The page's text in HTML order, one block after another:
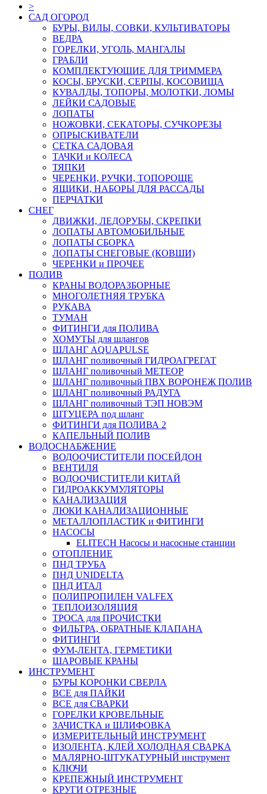
>
САД ОГОРОД
БУРЫ, ВИЛЫ, СОВКИ, КУЛЬТИВАТОРЫ
ВЕДРА
ГОРЕЛКИ, УГОЛЬ, МАНГАЛЫ
ГРАБЛИ
КОМПЛЕКТУЮШИЕ ДЛЯ ТРИММЕРА
КОСЫ, БРУСКИ, СЕРПЫ, КОСОВИЩА
КУВАЛДЫ, ТОПОРЫ, МОЛОТКИ, ЛОМЫ
ЛЕЙКИ САДОВЫЕ
ЛОПАТЫ
НОЖОВКИ, СЕКАТОРЫ, СУЧКОРЕЗЫ
ОПРЫСКИВАТЕЛИ
СЕТКА САДОВАЯ
ТАЧКИ и КОЛЕСА
ТЯПКИ
ЧЕРЕНКИ, РУЧКИ, ТОПОРОЩЕ
ЯЩИКИ, НАБОРЫ ДЛЯ РАССАДЫ
ПЕРЧАТКИ
СНЕГ
ДВИЖКИ, ЛЕДОРУБЫ, СКРЕПКИ
ЛОПАТЫ АВТОМОБИЛЬНЫЕ
ЛОПАТЫ СБОРКА
ЛОПАТЫ СНЕГОВЫЕ (КОВШИ)
ЧЕРЕНКИ и ПРОЧЕЕ
ПОЛИВ
КРАНЫ ВОДОРАЗБОРНЫЕ
МНОГОЛЕТНЯЯ ТРУБКА
РУКАВА
ТУМАН
ФИТИНГИ для ПОЛИВА
ХОМУТЫ для шлангов
ШЛАНГ AQUAPULSE
ШЛАНГ поливочный ГИДРОАГРЕГАТ
ШЛАНГ поливочный МЕТЕОР
ШЛАНГ поливочный ПВХ ВОРОНЕЖ ПОЛИВ
ШЛАНГ поливочный РАДУГА
ШЛАНГ поливочный ТЭП НОВЭМ
ШТУЦЕРА под шланг
ФИТИНГИ для ПОЛИВА 2
КАПЕЛЬНЫЙ ПОЛИВ
ВОДОСНАБЖЕНИЕ
ВОДООЧИСТИТЕЛИ ПОСЕЙДОН
ВЕНТИЛЯ
ВОДООЧИСТИТЕЛИ КИТАЙ
ГИДРОАККУМУЛЯТОРЫ
КАНАЛИЗАЦИЯ
ЛЮКИ КАНАЛИЗАЦИОННЫЕ
МЕТАЛЛОПЛАСТИК и ФИТИНГИ
НАСОСЫ
ELITECH Насосы и насосные станции
ОТОПЛЕНИЕ
ПНД ТРУБА
ПНД UNIDELTA
ПНД ИТАЛ
ПОЛИПРОПИЛЕН VALFEX
ТЕПЛОИЗОЛЯЦИЯ
ТРОСА для ПРОЧИСТКИ
ФИЛЬТРА, ОБРАТНЫЕ КЛАПАНА
ФИТИНГИ
ФУМ-ЛЕНТА, ГЕРМЕТИКИ
ШАРОВЫЕ КРАНЫ
ИНСТРУМЕНТ
БУРЫ КОРОНКИ СВЕРЛА
ВСЕ для ПАЙКИ
ВСЕ для СВАРКИ
ГОРЕЛКИ КРОВЕЛЬНЫЕ
ЗАЧИСТКА и ШЛИФОВКА
ИЗМЕРИТЕЛЬНЫЙ ИНСТРУМЕНТ
ИЗОЛЕНТА, КЛЕЙ ХОЛОДНАЯ СВАРКА
МАЛЯРНО-ШТУКАТУРНЫЙ инструмент
КЛЮЧИ
КРЕПЕЖНЫЙ ИНСТРУМЕНТ
КРУГИ ОТРЕЗНЫЕ